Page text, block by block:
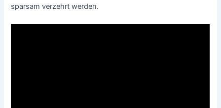
sparsam verzehrt werden.